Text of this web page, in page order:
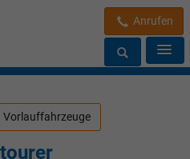
Anrufen
Vorlauffahrzeuge